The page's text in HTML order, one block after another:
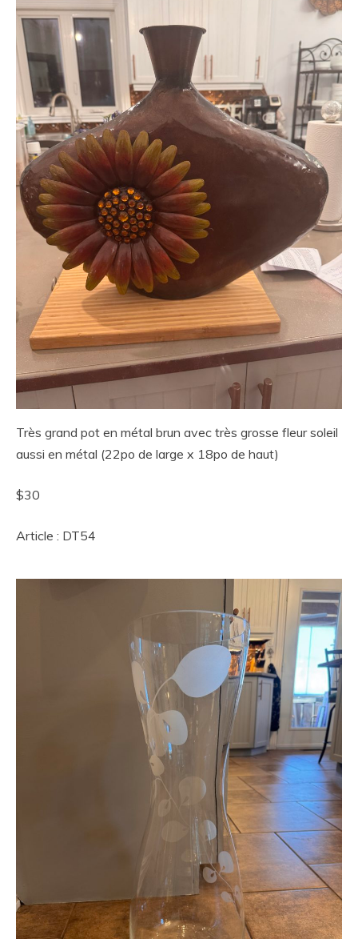
Très grand pot en métal brun avec très grosse fleur soleil
aussi en métal (22po de large x 18po de haut)
$30
Article : DT54